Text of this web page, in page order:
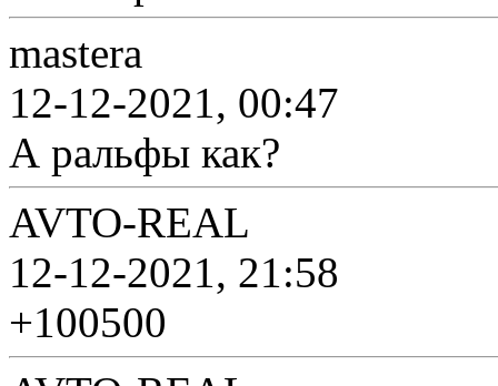
mastera
12-12-2021, 00:47
А ральфы как?
AVTO-REAL
12-12-2021, 21:58
+100500